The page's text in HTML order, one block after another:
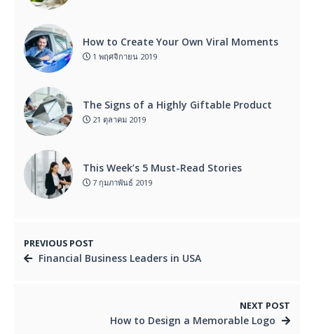
How to Create Your Own Viral Moments
1 พฤศจิกายน 2019
The Signs of a Highly Giftable Product
21 ตุลาคม 2019
This Week’s 5 Must-Read Stories
7 กุมภาพันธ์ 2019
PREVIOUS POST
Financial Business Leaders in USA
NEXT POST
How to Design a Memorable Logo